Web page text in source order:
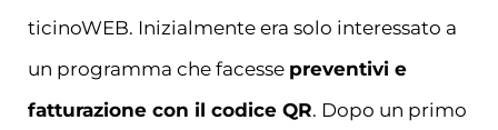
ticinoWEB. Inizialmente era solo interessato a
un programma che facesse preventivi e
fatturazione con il codice QR. Dopo un primo